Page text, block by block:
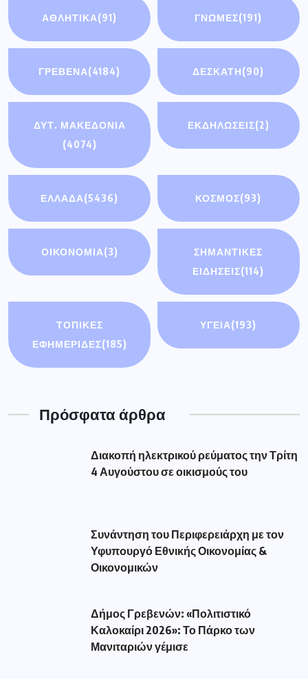
ΑΘΛΗΤΙΚΆ(91) ΓΝΩΜΕΣ(191)
ΓΡΕΒΕΝΑ(4184) ΔΕΣΚΑΤΗ(90)
ΔΥΤ. ΜΑΚΕΔΟΝΙΑ
(4074)
ΕΚΔΗΛΩΣΕΙΣ(2)
ΕΛΛΑΔΑ(5436) ΚΟΣΜΟΣ(93)
ΟΙΚΟΝΟΜΊΑ(3)
ΣΗΜΑΝΤΙΚΈΣ
ΕΙΔΉΣΕΙΣ(114)
ΤΟΠΙΚΕΣ
ΕΦΗΜΕΡΙΔΕΣ(185)
ΥΓΕΙΑ(193)
Πρόσφατα άρθρα
Διακοπή ηλεκτρικού ρεύματος την Τρίτη
4 Αυγούστου σε οικισμούς του
Συνάντηση του Περιφερειάρχη με τον
Υφυπουργό Εθνικής Οικονομίας &
Οικονομικών
Δήμος Γρεβενών: «Πολιτιστικό
Καλοκαίρι 2026»: Το Πάρκο των
Μανιταριών γέμισε